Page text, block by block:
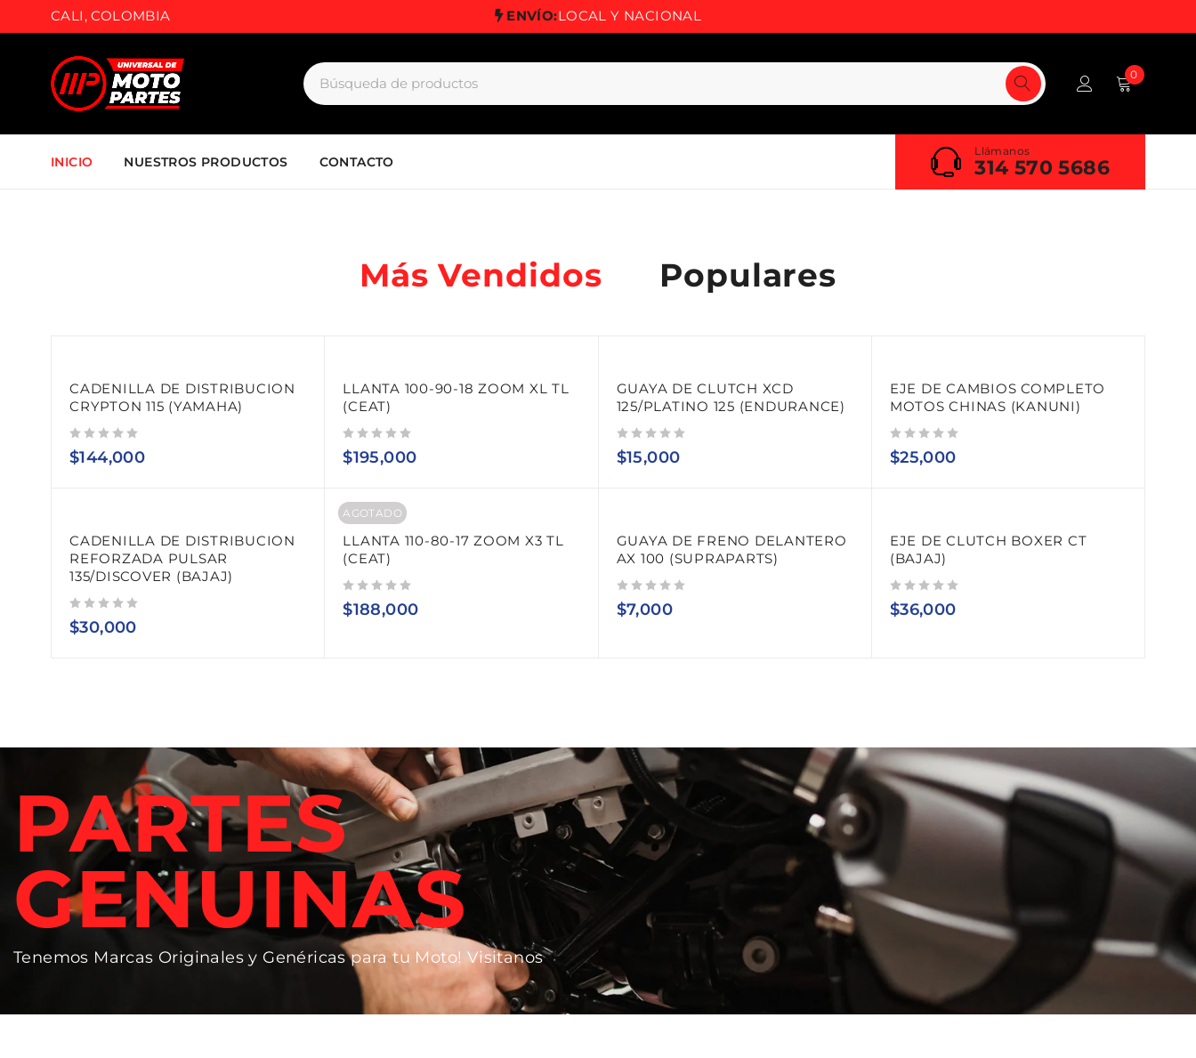
CALI, COLOMBIA ENVÍO:LOCAL Y NACIONAL
0
INICIO NUESTROS PRODUCTOS CONTACTO
Llámanos
314 570 5686
Más Vendidos Populares
CADENILLA DE DISTRIBUCION
CRYPTON 115 (YAMAHA)
$144,000
LLANTA 100-90-18 ZOOM XL TL
(CEAT)
$195,000
GUAYA DE CLUTCH XCD
125/PLATINO 125 (ENDURANCE)
$15,000
EJE DE CAMBIOS COMPLETO
MOTOS CHINAS (KANUNI)
$25,000
CADENILLA DE DISTRIBUCION
REFORZADA PULSAR
135/DISCOVER (BAJAJ)
$30,000
AGOTADO
LLANTA 110-80-17 ZOOM X3 TL
(CEAT)
$188,000
GUAYA DE FRENO DELANTERO
AX 100 (SUPRAPARTS)
$7,000
EJE DE CLUTCH BOXER CT
(BAJAJ)
$36,000
PARTES
GENUINAS
Tenemos Marcas Originales y Genéricas para tu Moto! Visitanos